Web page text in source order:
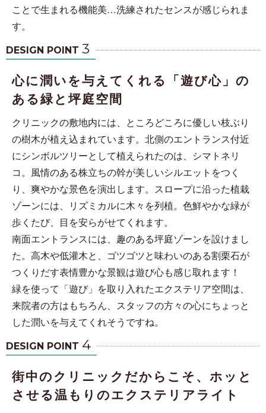
ことで生まれる機能美…洗練されたセンスが感じられま
す。
DESIGN POINT 3
心に潤いを与えてくれる「遊び心」の
ある緑と坪庭空間
クリニックの敷地内には、ところどころに優しい枝ぶり
の樹木が植え込まれています。北側のエントランス付近
にシンボルツリーとして植えられたのは、シマトネリ
コ。風情のある株立ちの幹が美しいシルエットをつく
り、爽やかな景色を演出します。スロープに沿った植栽
ゾーンには、リズミカルに木々を列植。色鮮やかな緑が
歩くたび、目を安らがせてくれます。
南面エントランスには、趣のある坪庭ゾーンを設けまし
た。高木や低灌木と、ゴツゴツと味わいのある割栗石が
つくりだす表情豊かな景観は遊び心も感じ取れます！
緑を使って「遊び」を取り入れたエクステリア空間は、
来院者の方はもちろん、スタッフの方々の心にちょっと
した潤いを与えてくれそうですね。
DESIGN POINT 4
街中のクリニックだからこそ、ホッと
させる温もりのエクステリアライト